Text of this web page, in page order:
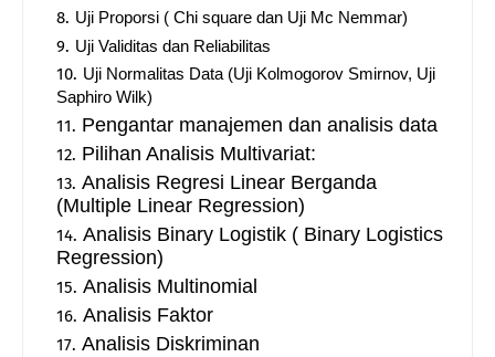
Uji Proporsi ( Chi square dan Uji Mc Nemmar)
Uji Validitas dan Reliabilitas
Uji Normalitas Data (Uji Kolmogorov Smirnov, Uji
Saphiro Wilk)
Pengantar manajemen dan analisis data
Pilihan Analisis Multivariat:
Analisis Regresi Linear Berganda
(Multiple Linear Regression)
Analisis Binary Logistik ( Binary Logistics
Regression)
Analisis Multinomial
Analisis Faktor
Analisis Diskriminan